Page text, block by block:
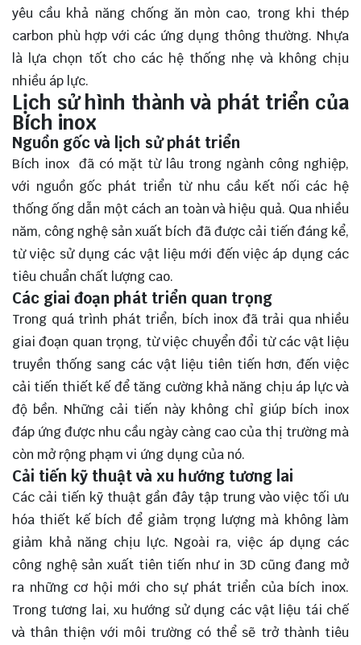
yêu cầu khả năng chống ăn mòn cao, trong khi thép
carbon phù hợp với các ứng dụng thông thường. Nhựa
là lựa chọn tốt cho các hệ thống nhẹ và không chịu
nhiều áp lực.
Lịch sử hình thành và phát triển của
Bích inox
Nguồn gốc và lịch sử phát triển
Bích inox đã có mặt từ lâu trong ngành công nghiệp,
với nguồn gốc phát triển từ nhu cầu kết nối các hệ
thống ống dẫn một cách an toàn và hiệu quả. Qua nhiều
năm, công nghệ sản xuất bích đã được cải tiến đáng kể,
từ việc sử dụng các vật liệu mới đến việc áp dụng các
tiêu chuẩn chất lượng cao.
Các giai đoạn phát triển quan trọng
Trong quá trình phát triển, bích inox đã trải qua nhiều
giai đoạn quan trọng, từ việc chuyển đổi từ các vật liệu
truyền thống sang các vật liệu tiên tiến hơn, đến việc
cải tiến thiết kế để tăng cường khả năng chịu áp lực và
độ bền. Những cải tiến này không chỉ giúp bích inox
đáp ứng được nhu cầu ngày càng cao của thị trường mà
còn mở rộng phạm vi ứng dụng của nó.
Cải tiến kỹ thuật và xu hướng tương lai
Các cải tiến kỹ thuật gần đây tập trung vào việc tối ưu
hóa thiết kế bích để giảm trọng lượng mà không làm
giảm khả năng chịu lực. Ngoài ra, việc áp dụng các
công nghệ sản xuất tiên tiến như in 3D cũng đang mở
ra những cơ hội mới cho sự phát triển của bích inox.
Trong tương lai, xu hướng sử dụng các vật liệu tái chế
và thân thiện với môi trường có thể sẽ trở thành tiêu